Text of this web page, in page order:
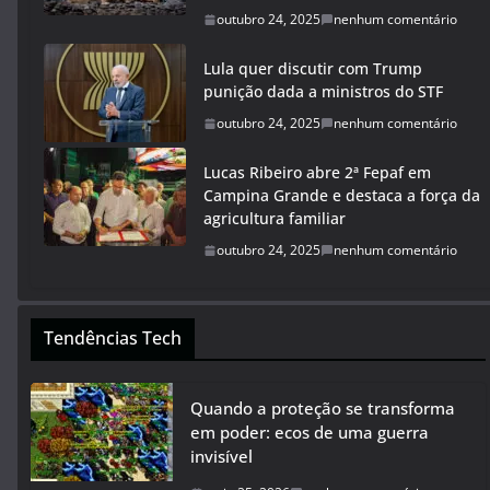
outubro 24, 2025 nenhum comentário
Lula quer discutir com Trump
punição dada a ministros do STF
outubro 24, 2025 nenhum comentário
Lucas Ribeiro abre 2ª Fepaf em
Campina Grande e destaca a força da
agricultura familiar
outubro 24, 2025 nenhum comentário
Tendências Tech
Quando a proteção se transforma
em poder: ecos de uma guerra
invisível